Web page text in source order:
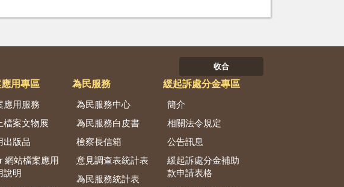
收合
用專區
應用服務
檔案文物展
出版品
網站檔案應用
說明
為民服務
為民服務中心
為民服務白皮書
檢察長信箱
意見調查表統計表
為民服務統計表
緩起訴處分金專區
簡介
相關法令規定
公告訊息
緩起訴處分金補助
款申請表格